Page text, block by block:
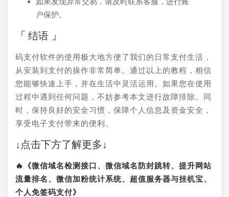
户保护。
结语
码支付软件的使用极大地方便了我们的日常支付生活，
从安装到支付的操作非常简单。通过以上的教程，相信
您能够快速上手，并在生活中灵活运用。如果您在使用
过程中遇到任何问题，不妨参考本文进行故障排除。同
时，保持良好的安全习惯，保障个人信息及资金安全，
享受电子支付带来的便利。
↓点击下方了解更多↓
🔥《微信域名检测接口、微信域名防封跳转、提升网站
流量排名、微信加粉统计系统、超值服务器与挂机宝、
个人免签码支付》